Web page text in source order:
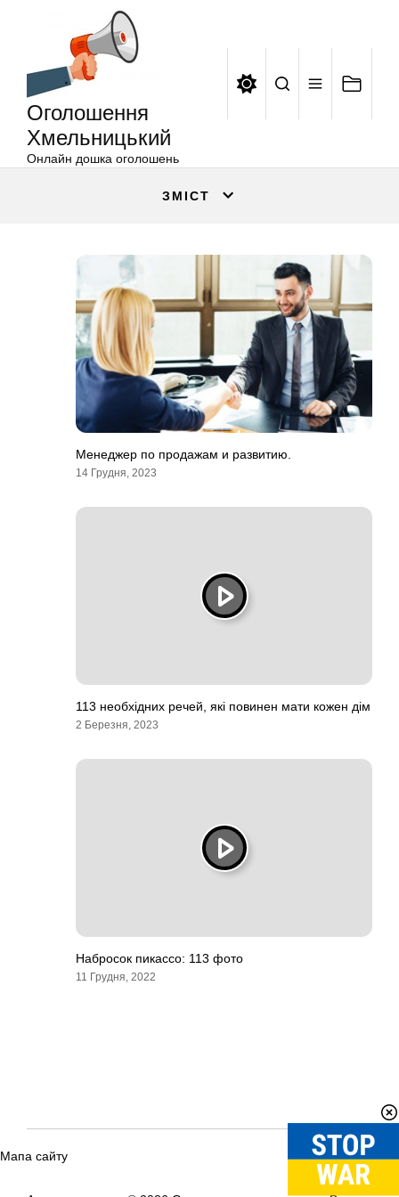
Оголошення
Хмельницький
Онлайн дошка оголошень
ЗМІСТ
Менеджер по продажам и развитию.
14 Грудня, 2023
113 необхідних речей, які повинен мати кожен дім
2 Березня, 2023
Набросок пикассо: 113 фото
11 Грудня, 2022
Мапа сайту